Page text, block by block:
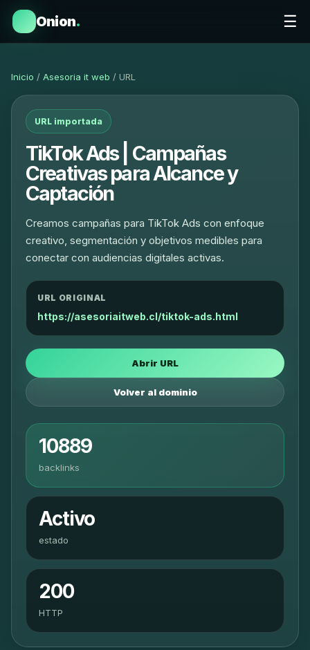
Onion. ☰
Inicio / Asesoria it web / URL
URL importada
TikTok Ads | Campañas
Creativas para Alcance y
Captación
Creamos campañas para TikTok Ads con enfoque
creativo, segmentación y objetivos medibles para
conectar con audiencias digitales activas.
URL ORIGINAL
https://asesoriaitweb.cl/tiktok-ads.html
Abrir URL
Volver al dominio
10889
backlinks
Activo
estado
200
HTTP